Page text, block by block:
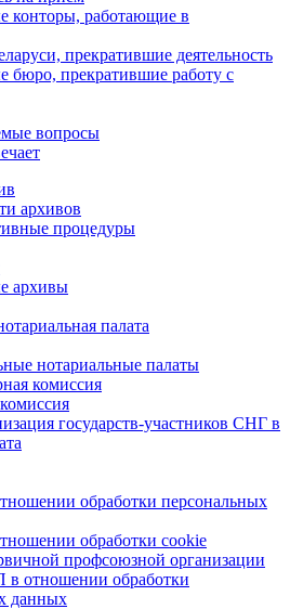
конторы, работающие в
прекратившие деятельность
бюро, прекратившие работу с
вопросы
архивов
процедуры
архивы
палата
нотариальные палаты
комиссия
государств-участников СНГ в
обработки персональных
обработки cookie
профсоюзной организации
в отношении обработки
данных